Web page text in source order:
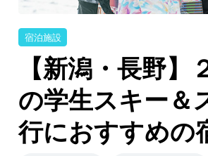
宿泊施設
【新潟・長野】
の学生スキー＆
行におすすめの